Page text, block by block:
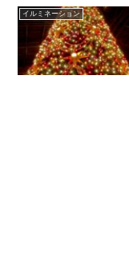
イルミネーション